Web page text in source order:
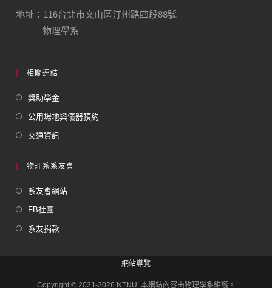
地址：116台北市文山區汀州路四段88號
物理學系
相關連結
獎助學金
公用場地與儀器預約
交通資訊
物理系系友會
系友會網站
FB社團
系友捐款
網站導覽
Copyright © 2021-2026 NTNU. 本網站內容由物理學系維護。